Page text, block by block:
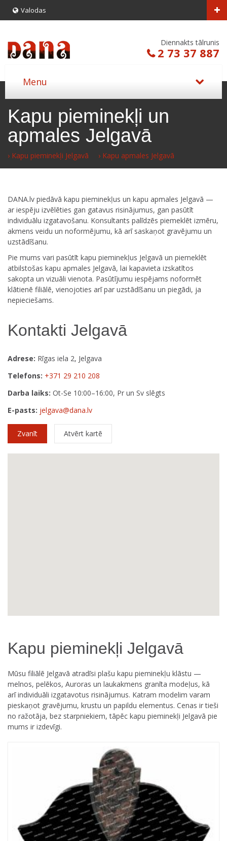
Valodas
Diennakts tālrunis
2 73 37 887
Kapu pieminekļi un
apmales Jelgavā
› Kapu pieminekļi Jelgavā › Kapu apmales Jelgavā
DANA.lv piedāvā kapu pieminekļus un kapu apmales Jelgavā —
ar iespēju izvēlēties gan gatavus risinājumus, gan pasūtīt
individuālu izgatavošanu. Konsultants palīdzēs piemeklēt izmēru,
akmens veidu un noformējumu, kā arī saskaņot gravējumu un
uzstādīšanu.
Pie mums vari pasūtīt kapu pieminekļus Jelgavā un piemeklēt
atbilstošas kapu apmales Jelgavā, lai kapavieta izskatītos
sakopta un vizuāli vienota. Pasūtījumu iespējams noformēt
klātienē filiālē, vienojoties arī par uzstādīšanu un piegādi, ja
nepieciešams.
Kontakti Jelgavā
Adrese: Rīgas iela 2, Jelgava
Telefons: +371 29 210 208
Darba laiks: Ot-Se 10:00–16:00, Pr un Sv slēgts
E-pasts: jelgava@dana.lv
Zvanīt Atvērt kartē
Kapu pieminekļi Jelgavā
Mūsu filiālē Jelgavā atradīsi plašu kapu pieminekļu klāstu —
melnos, pelēkos, Auroras un laukakmens granīta modeļus, kā
arī individuāli izgatavotus risinājumus. Katram modelim varam
pieskaņot gravējumu, krustu un papildu elementus. Cenas ir tieši
no ražotāja, bez starpniekiem, tāpēc kapu pieminekļi Jelgavā pie
mums ir izdevīgi.